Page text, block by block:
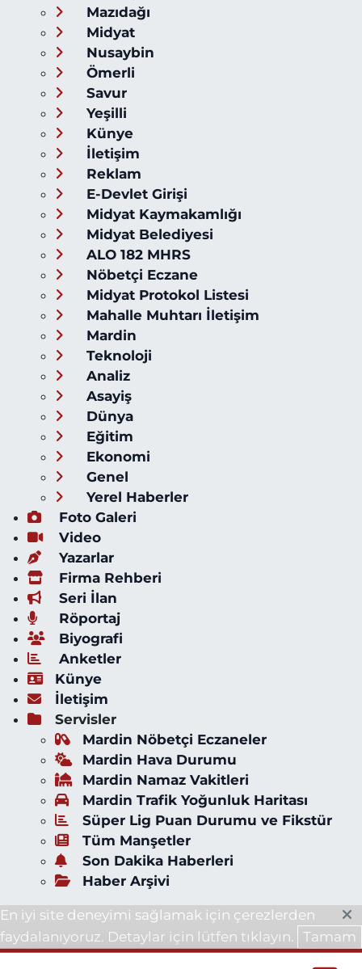
Mazıdağı
Midyat
Nusaybin
Ömerli
Savur
Yeşilli
Künye
İletişim
Reklam
E-Devlet Girişi
Midyat Kaymakamlığı
Midyat Belediyesi
ALO 182 MHRS
Nöbetçi Eczane
Midyat Protokol Listesi
Mahalle Muhtarı İletişim
Mardin
Teknoloji
Analiz
Asayiş
Dünya
Eğitim
Ekonomi
Genel
Yerel Haberler
Foto Galeri
Video
Yazarlar
Firma Rehberi
Seri İlan
Röportaj
Biyografi
Anketler
Künye
İletişim
Servisler
Mardin Nöbetçi Eczaneler
Mardin Hava Durumu
Mardin Namaz Vakitleri
Mardin Trafik Yoğunluk Haritası
Süper Lig Puan Durumu ve Fikstür
Tüm Manşetler
Son Dakika Haberleri
Haber Arşivi
En iyi site deneyimi sağlamak için çerezlerden
faydalanıyoruz. Detaylar için lütfen tıklayın.
Tamam